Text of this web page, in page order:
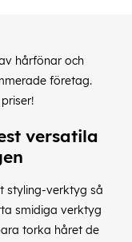
hårfönar och
företag.
versatila
styling-verktyg så
smidiga verktyg
torka håret de